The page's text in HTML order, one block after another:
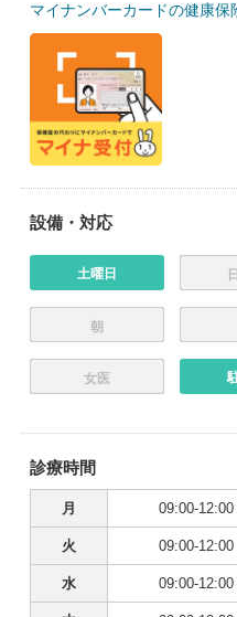
マイナンバーカードの健康保
設備・対応
土曜日
朝
女医
診療時間
月 09:00-12:00
火 09:00-12:00
水 09:00-12:00